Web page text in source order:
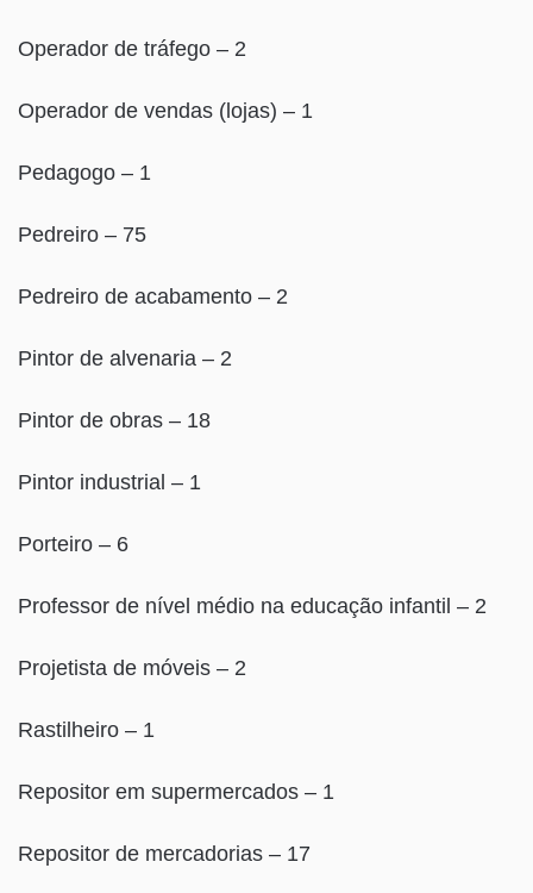
Operador de tráfego – 2
Operador de vendas (lojas) – 1
Pedagogo – 1
Pedreiro – 75
Pedreiro de acabamento – 2
Pintor de alvenaria – 2
Pintor de obras – 18
Pintor industrial – 1
Porteiro – 6
Professor de nível médio na educação infantil – 2
Projetista de móveis – 2
Rastilheiro – 1
Repositor em supermercados – 1
Repositor de mercadorias – 17